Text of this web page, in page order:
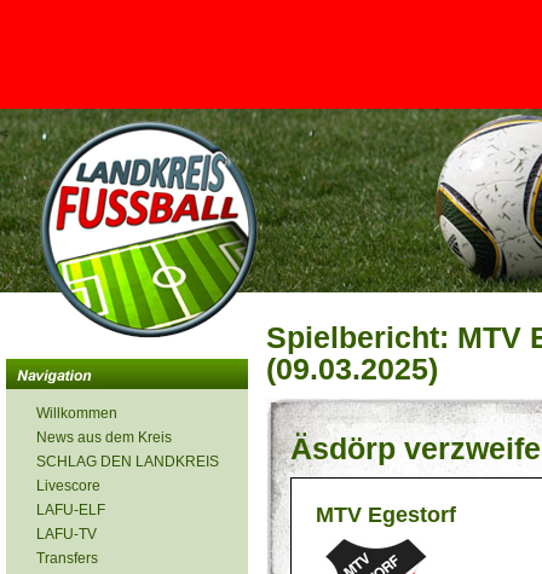
<
Willkommen
News aus dem Kreis
SCHLAG DEN LANDKREIS
Livescore
LAFU-ELF
LAFU-TV
Transfers
Spielbericht: MTV
(09.03.2025)
Äsdörp
MTV Egestorf